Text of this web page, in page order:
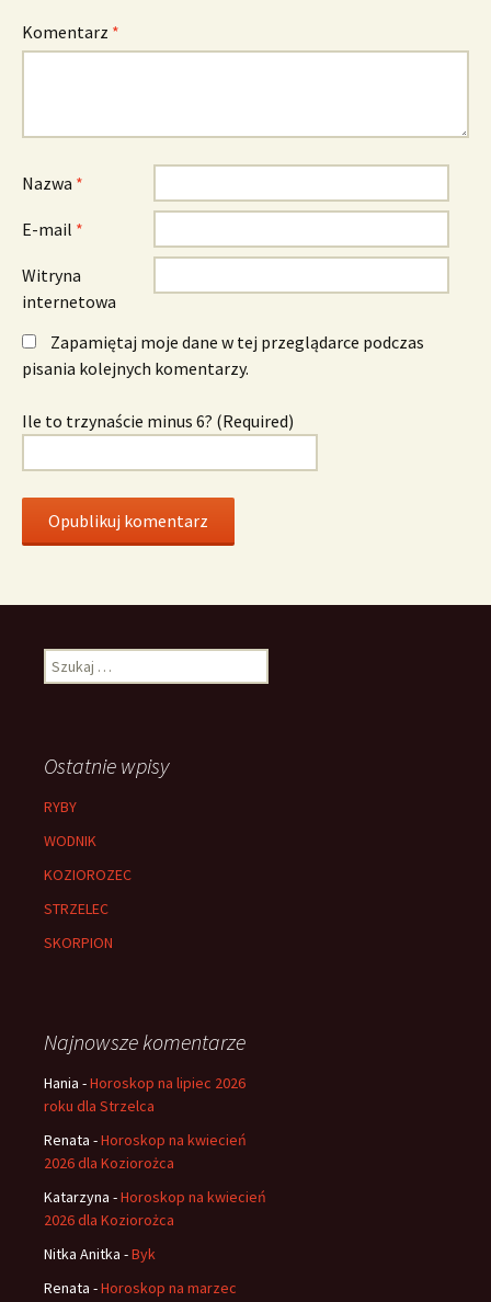
Komentarz *
Nazwa *
E-mail *
Witryna
internetowa
Zapamiętaj moje dane w tej przeglądarce podczas
pisania kolejnych komentarzy.
Ile to trzynaście minus 6? (Required)
Szukaj:
Ostatnie wpisy
RYBY
WODNIK
KOZIOROZEC
STRZELEC
SKORPION
Najnowsze komentarze
Hania -Horoskop na lipiec 2026
roku dla Strzelca
Renata -Horoskop na kwiecień
2026 dla Koziorożca
Katarzyna -Horoskop na kwiecień
2026 dla Koziorożca
Nitka Anitka -Byk
Renata -Horoskop na marzec